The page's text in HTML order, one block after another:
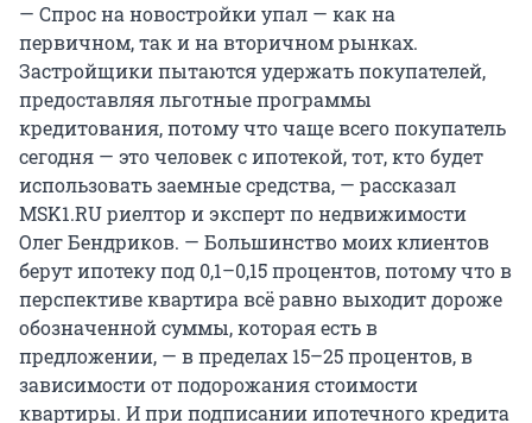
— Спрос на новостройки упал — как на
первичном, так и на вторичном рынках.
Застройщики пытаются удержать покупателей,
предоставляя льготные программы
кредитования, потому что чаще всего покупатель
сегодня — это человек с ипотекой, тот, кто будет
использовать заемные средства, — рассказал
MSK1.RU риелтор и эксперт по недвижимости
Олег Бендриков. — Большинство моих клиентов
берут ипотеку под 0,1–0,15 процентов, потому что в
перспективе квартира всё равно выходит дороже
обозначенной суммы, которая есть в
предложении, — в пределах 15–25 процентов, в
зависимости от подорожания стоимости
квартиры. И при подписании ипотечного кредита